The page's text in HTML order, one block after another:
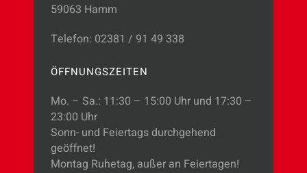
59063 Hamm
Telefon: 02381 / 91 49 338
ÖFFNUNGSZEITEN
Mo. – Sa.: 11:30 – 15:00 Uhr und 17:30 –
23:00 Uhr
Sonn- und Feiertags durchgehend
geöffnet!
Montag Ruhetag, außer an Feiertagen!